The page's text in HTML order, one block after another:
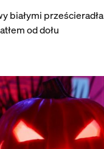
białymi
od dołu